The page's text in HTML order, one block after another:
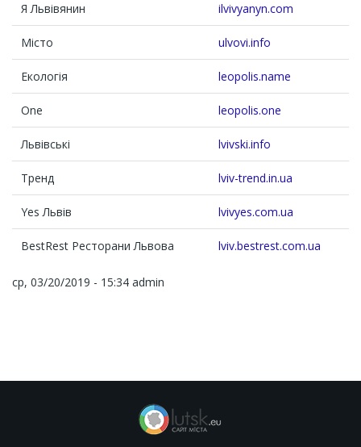
Я Львівянин ilvivyanyn.com
Місто ulvovi.info
Екологія leopolis.name
One leopolis.one
Львівські lvivski.info
Тренд lviv-trend.in.ua
Yes Львів lvivyes.com.ua
BestRest Ресторани Львова lviv.bestrest.com.ua
ср, 03/20/2019 - 15:34 admin